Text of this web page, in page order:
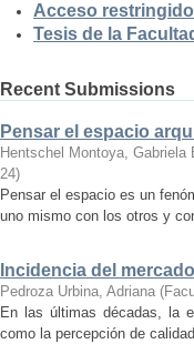
Acceso
Tesis de la
Recent Submissions
Pensar el espacio
Hentschel Montoya, Gabriela
24)
Pensar el espacio es un
uno mismo con los otros y
Incidencia del
Pedroza Urbina, Adriana (
En las últimas décadas, la
como la percepción de